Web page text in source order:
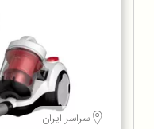
سراسر ایران